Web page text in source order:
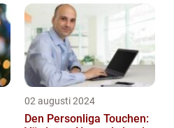
02 augusti 2024
Den Personliga Touchen: